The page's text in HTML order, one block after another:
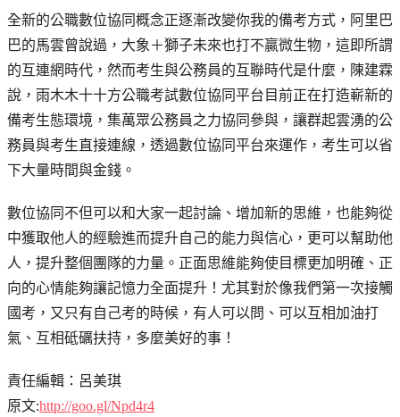
全新的公職數位協同概念正逐漸改變你我的備考方式，阿里巴
巴的馬雲曾說過，大象＋獅子未來也打不贏微生物，這即所謂
的互連網時代，然而考生與公務員的互聯時代是什麼，陳建霖
說，雨木木十十方公職考試數位協同平台目前正在打造嶄新的
備考生態環境，集萬眾公務員之力協同參與，讓群起雲湧的公
務員與考生直接連線，透過數位協同平台來運作，考生可以省
下大量時間與金錢。
數位協同不但可以和大家一起討論、增加新的思維，也能夠從
中獲取他人的經驗進而提升自己的能力與信心，更可以幫助他
人，提升整個團隊的力量。正面思維能夠使目標更加明確、正
向的心情能夠讓記憶力全面提升！尤其對於像我們第一次接觸
國考，又只有自己考的時候，有人可以問、可以互相加油打
氣、互相砥礪扶持，多麼美好的事！
責任編輯：呂美琪
原文:http://goo.gl/Npd4r4